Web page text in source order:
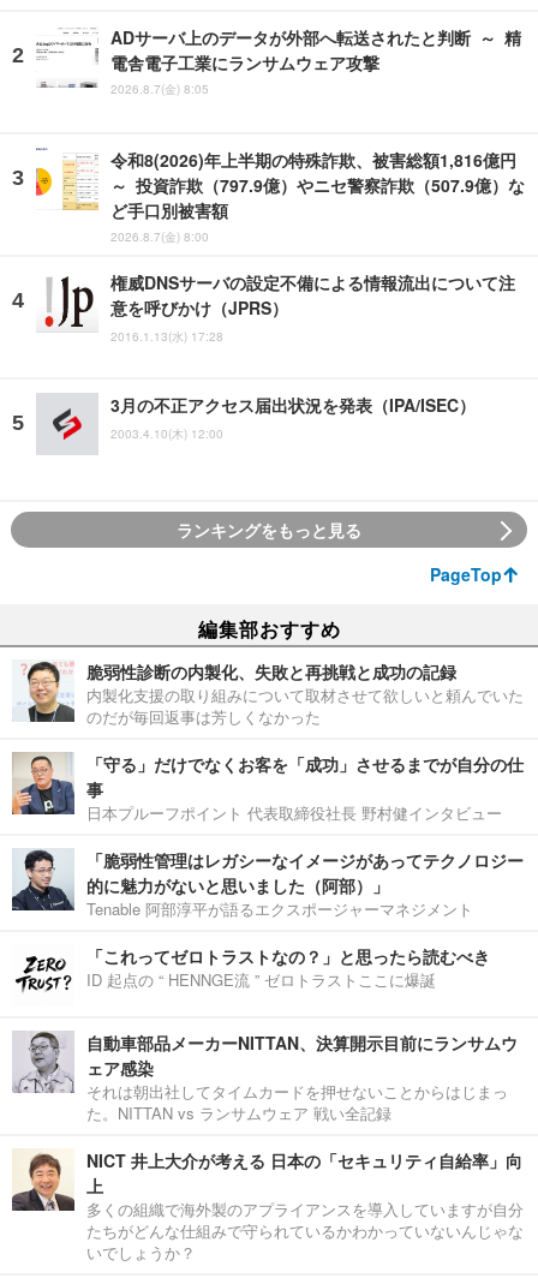
ADサーバ上のデータが外部へ転送されたと判断 ～ 精
電舎電子工業にランサムウェア攻撃
2026.8.7(金) 8:05
令和8(2026)年上半期の特殊詐欺、被害総額1,816億円
～ 投資詐欺（797.9億）やニセ警察詐欺（507.9億）な
ど手口別被害額
2026.8.7(金) 8:00
権威DNSサーバの設定不備による情報流出について注
意を呼びかけ（JPRS）
2016.1.13(水) 17:28
3月の不正アクセス届出状況を発表（IPA/ISEC）
2003.4.10(木) 12:00
ランキングをもっと見る
PageTop
編集部おすすめ
脆弱性診断の内製化、失敗と再挑戦と成功の記録
内製化支援の取り組みについて取材させて欲しいと頼んでいた
のだが毎回返事は芳しくなかった
「守る」だけでなくお客を「成功」させるまでが自分の仕
事
日本プルーフポイント 代表取締役社長 野村健インタビュー
「脆弱性管理はレガシーなイメージがあってテクノロジー
的に魅力がないと思いました（阿部）」
Tenable 阿部淳平が語るエクスポージャーマネジメント
「これってゼロトラストなの？」と思ったら読むべき
ID 起点の “ HENNGE流 ” ゼロトラストここに爆誕
自動車部品メーカーNITTAN、決算開示目前にランサムウ
ェア感染
それは朝出社してタイムカードを押せないことからはじまっ
た。NITTAN vs ランサムウェア 戦い全記録
NICT 井上大介が考える 日本の「セキュリティ自給率」向
上
多くの組織で海外製のアプライアンスを導入していますが自分
たちがどんな仕組みで守られているかわかっていないんじゃな
いでしょうか？